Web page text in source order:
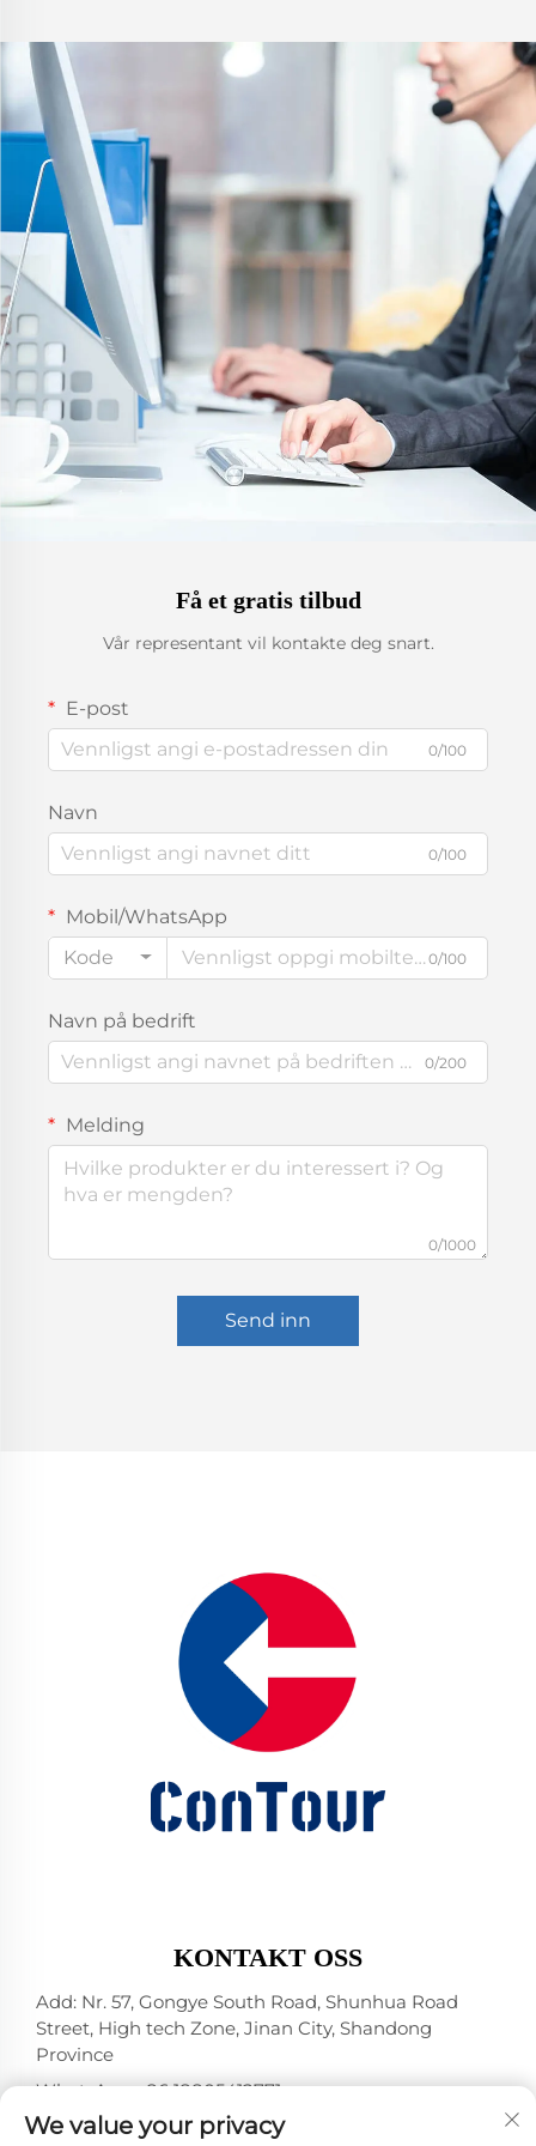
Få et gratis tilbud
Vår representant vil kontakte deg snart.
E-post
0/100
Navn
0/100
Mobil/WhatsApp
Kode
0/100
Navn på bedrift
0/200
Melding
0/1000
Send inn
KONTAKT OSS
Add: Nr. 57, Gongye South Road, Shunhua Road
Street, High tech Zone, Jinan City, Shandong
Province
WhatsApp:+86 18805412771
+1（314）5989651
We value your privacy